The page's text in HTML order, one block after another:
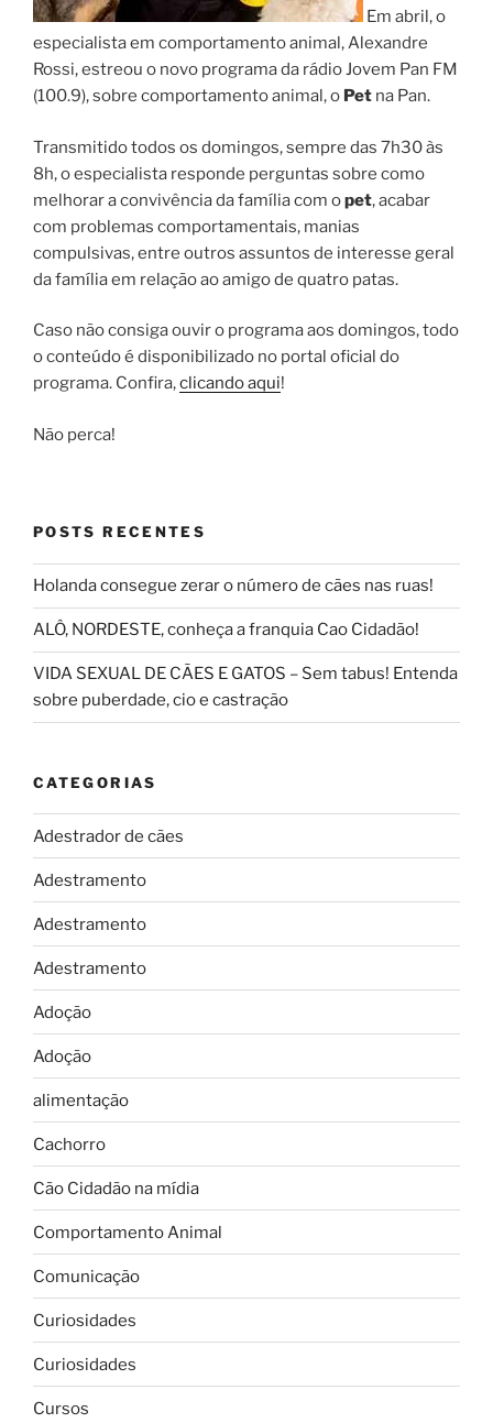
Em abril, o
especialista em comportamento animal, Alexandre
Rossi, estreou o novo programa da rádio Jovem Pan FM
(100.9), sobre comportamento animal, o Pet na Pan.
Transmitido todos os domingos, sempre das 7h30 às
8h, o especialista responde perguntas sobre como
melhorar a convivência da família com opet, acabar
com problemas comportamentais, manias
compulsivas, entre outros assuntos de interesse geral
da família em relação ao amigo de quatro patas.
Caso não consiga ouvir o programa aos domingos, todo
o conteúdo é disponibilizado no portal oficial do
programa. Confira,clicando aqui!
Não perca!
POSTS RECENTES
Holanda consegue zerar o número de cães nas ruas!
ALÔ, NORDESTE, conheça a franquia Cao Cidadão!
VIDA SEXUAL DE CÃES E GATOS – Sem tabus! Entenda
sobre puberdade, cio e castração
CATEGORIAS
Adestrador de cães
Adestramento
Adestramento
Adestramento
Adoção
Adoção
alimentação
Cachorro
Cão Cidadão na mídia
Comportamento Animal
Comunicação
Curiosidades
Curiosidades
Cursos